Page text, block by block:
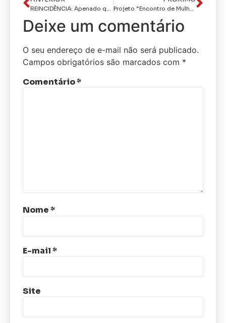
Deixe um comentário
O seu endereço de e-mail não será publicado.
Campos obrigatórios são marcados com *
Comentário*
Nome*
E-mail*
Site